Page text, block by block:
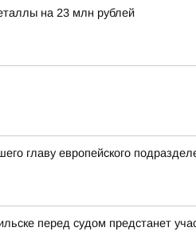
на 23 млн рублей
главу европейского
перед судом предстанет